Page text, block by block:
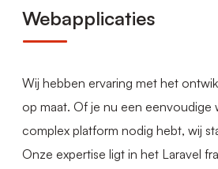
Webapplicaties
Wij hebben ervaring met het
op maat. Of je nu een eenvoudige
complex platform nodig hebt, wij
Onze expertise ligt in het Laravel